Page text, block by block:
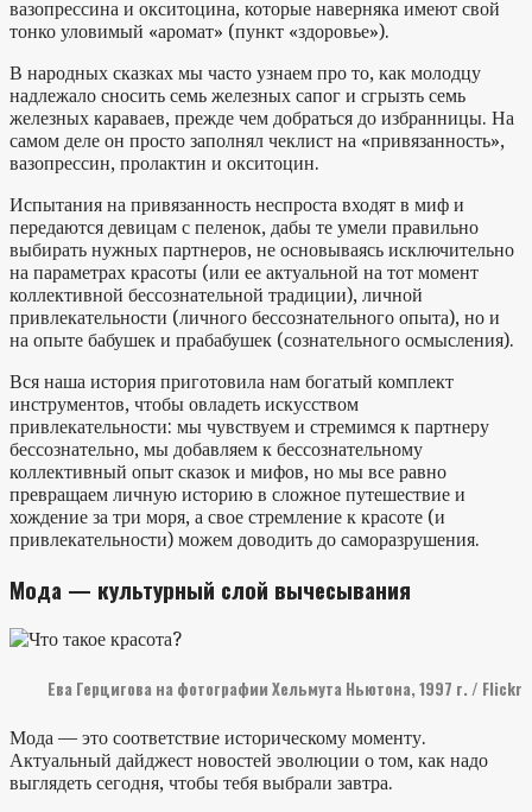
вазопрессина и окситоцина, которые наверняка имеют свой
тонко уловимый «аромат» (пункт «здоровье»).
В народных сказках мы часто узнаем про то, как молодцу
надлежало сносить семь железных сапог и сгрызть семь
железных караваев, прежде чем добраться до избранницы. На
самом деле он просто заполнял чеклист на «привязанность»,
вазопрессин, пролактин и окситоцин.
Испытания на привязанность неспроста входят в миф и
передаются девицам с пеленок, дабы те умели правильно
выбирать нужных партнеров, не основываясь исключительно
на параметрах красоты (или ее актуальной на тот момент
коллективной бессознательной традиции), личной
привлекательности (личного бессознательного опыта), но и
на опыте бабушек и прабабушек (сознательного осмысления).
Вся наша история приготовила нам богатый комплект
инструментов, чтобы овладеть искусством
привлекательности: мы чувствуем и стремимся к партнеру
бессознательно, мы добавляем к бессознательному
коллективный опыт сказок и мифов, но мы все равно
превращаем личную историю в сложное путешествие и
хождение за три моря, а свое стремление к красоте (и
привлекательности) можем доводить до саморазрушения.
Мода — культурный слой вычесывания
Ева Герцигова на фотографии Хельмута Ньютона, 1997 г. / Flickr
Мода — это соответствие историческому моменту.
Актуальный дайджест новостей эволюции о том, как надо
выглядеть сегодня, чтобы тебя выбрали завтра.